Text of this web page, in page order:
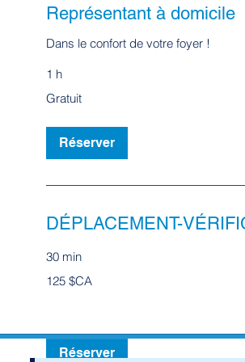
Représentant à domicile
Dans le confort de votre foyer !
1 h
Gratuit
Réserver
DÉPLACEMENT-
30 min
dollars
125 $CA
Réserver